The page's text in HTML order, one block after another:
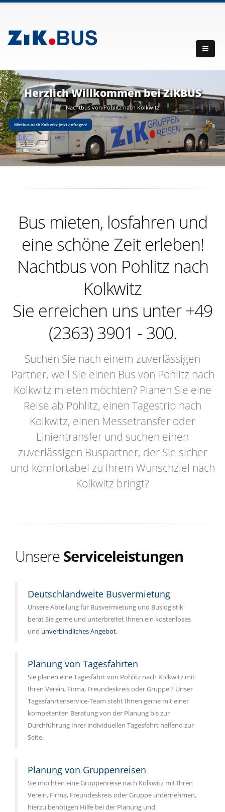
Herzlich Willkommen bei ZiKBUS
Nachtbus von Pohlitz nach Kolkwitz
Mietbus nach Kolkwitz jetzt anfragen!
Bus mieten, losfahren und
eine schöne Zeit erleben!
Nachtbus von Pohlitz nach
Kolkwitz
Sie erreichen uns unter +49
(2363) 3901 - 300.
Suchen Sie nach einem zuverlässigen
Partner, weil Sie einen Bus von Pohlitz nach
Kolkwitz mieten möchten? Planen Sie eine
Reise ab Pohlitz, einen Tagestrip nach
Kolkwitz, einen Messetransfer oder
Linientransfer und suchen einen
zuverlässigen Buspartner, der Sie sicher
und komfortabel zu Ihrem Wunschziel nach
Kolkwitz bringt?
Unsere Serviceleistungen
Deutschlandweite Busvermietung
Unsere Abteilung für Busvermietung und Buslogistik
berät Sie gerne und unterbreitet Ihnen ein kostenloses
und unverbindliches Angebot.
Planung von Tagesfahrten
Sie planen eine Tagesfahrt von Pohlitz nach Kolkwitz mit
Ihren Verein, Firma, Freundeskreis oder Gruppe ? Unser
Tagesfahrtenservice-Team steht Ihnen gerne mit einer
kompetenten Beratung von der Planung bis zur
Durchführung Ihrer individuellen Tagesfahrt helfend zur
Seite.
Planung von Gruppenreisen
Sie möchten eine Gruppenreise nach Kolkwitz mit Ihren
Verein, Firma, Freundeskreis oder Gruppe unternehmen,
hierzu benötigen Hilfe bei der Planung und